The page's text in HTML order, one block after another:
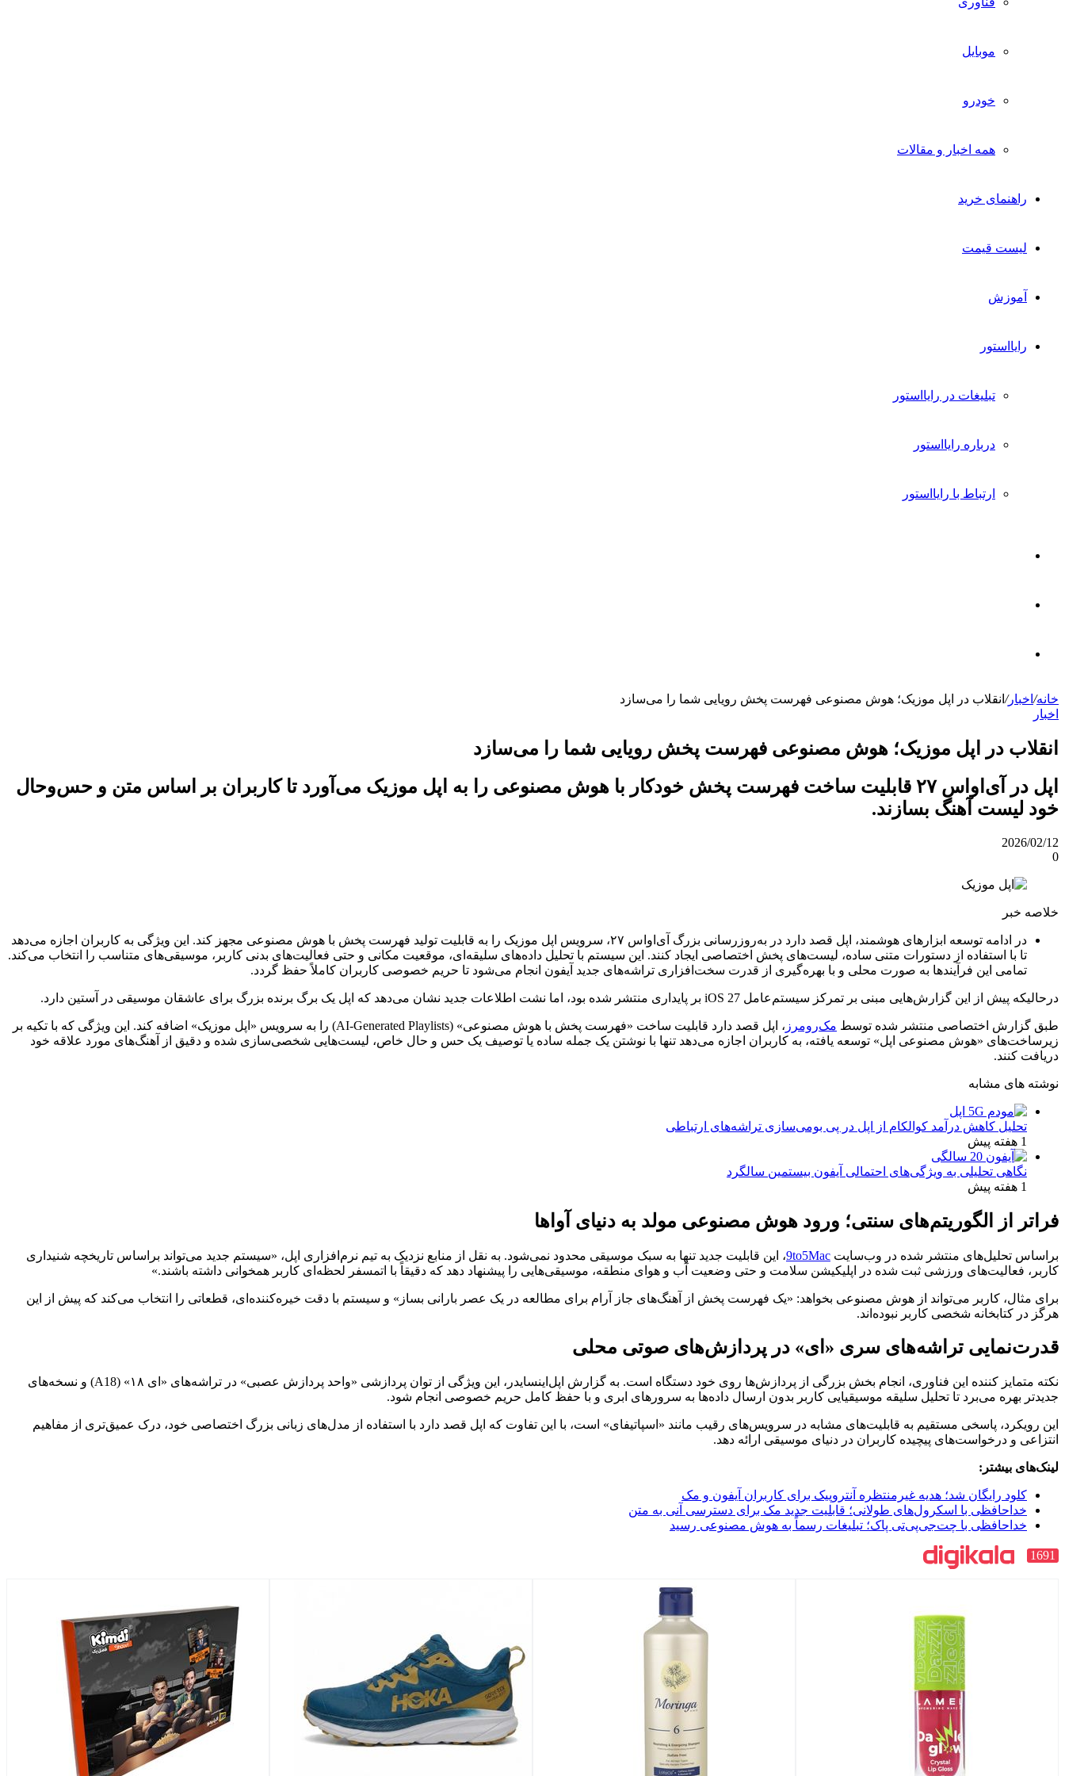
موبایل
خودرو
همه اخبار و مقالات
راهنمای خرید
لیست قیمت
آموزش
رایااستور
تبلیغات در رایااستور
درباره رایااستور
ارتباط با رایااستور
برای خانه/ اخبار/ انقلاب در اپل موزیک؛ هوش مصنوعی فهرست پخش رویایی شما را می‌سازد
اخبار
انقلاب در اپل موزیک؛ هوش مصنوعی فهرست پخش رویایی شما را می‌سازد
اپل در آی‌او‌اس ۲۷ قابلیت ساخت فهرست پخش خودکار با هوش مصنوعی را به اپل موزیک می‌آورد تا کاربران بر اساس متن و حس‌وحال
خود لیست آهنگ بسازند.
2026/02/12
0
خلاصه خبر
در ادامه توسعه ابزارهای هوشمند، اپل قصد دارد در به‌روزرسانی بزرگ آی‌او‌اس ۲۷، سرویس اپل موزیک را به قابلیت تولید فهرست پخش با هوش مصنوعی مجهز کند. این ویژگی به کاربران اجازه می‌دهد
تا با استفاده از دستورات متنی ساده، لیست‌های پخش اختصاصی ایجاد کنند. این سیستم با تحلیل داده‌های سلیقه‌ای، موقعیت مکانی و حتی فعالیت‌های بدنی کاربر، موسیقی‌های متناسب را انتخاب می‌کند.
تمامی این فرآیندها به صورت محلی و با بهره‌گیری از قدرت سخت‌افزاری تراشه‌های جدید آیفون انجام می‌شود تا حریم خصوصی کاربران کاملاً حفظ گردد.
درحالیکه پیش از این گزارش‌هایی مبنی بر تمرکز سیستم‌عامل iOS 27 بر پایداری منتشر شده بود، اما نشت اطلاعات جدید نشان می‌دهد که اپل یک برگ برنده بزرگ برای عاشقان موسیقی در آستین دارد.
طبق گزارش اختصاصی منتشر شده توسط مک‌رومرز
، اپل قصد دارد قابلیت ساخت «فهرست پخش با هوش مصنوعی» (AI-Generated Playlists) را به سرویس «اپل موزیک» اضافه کند. این ویژگی که با تکیه بر
زیرساخت‌های «هوش مصنوعی اپل» توسعه یافته، به کاربران اجازه می‌دهد تنها با نوشتن یک جمله ساده یا توصیف یک حس و حال خاص، لیست‌هایی شخصی‌سازی شده و دقیق از آهنگ‌های مورد علاقه خود
دریافت کنند.
نوشته های مشابه
تحلیل کاهش درآمد کوالکام از اپل در پی بومی‌سازی تراشه‌های ارتباطی
1 هفته پیش
نگاهی تحلیلی به ویژگی‌های احتمالی آیفون بیستمین سالگرد
1 هفته پیش
فراتر از الگوریتم‌های سنتی؛ ورود هوش مصنوعی مولد به دنیای آواها
براساس تحلیل‌های منتشر شده در وب‌سایت 9to5Mac، این قابلیت جدید تنها به سبک موسیقی محدود نمی‌شود. به نقل از منابع نزدیک به تیم نرم‌افزاری اپل، «سیستم جدید می‌تواند براساس تاریخچه شنیداری
کاربر، فعالیت‌های ورزشی ثبت شده در اپلیکیشن سلامت و حتی وضعیت آب و هوای منطقه، موسیقی‌هایی را پیشنهاد دهد که دقیقاً با اتمسفر لحظه‌ای کاربر همخوانی داشته باشند.»
برای مثال، کاربر می‌تواند از هوش مصنوعی بخواهد: «یک فهرست پخش از آهنگ‌های جاز آرام برای مطالعه در یک عصر بارانی بساز» و سیستم با دقت خیره‌کننده‌ای، قطعاتی را انتخاب می‌کند که پیش از این
هرگز در کتابخانه شخصی کاربر نبوده‌اند.
قدرت‌نمایی تراشه‌های سری «ای» در پردازش‌های صوتی محلی
نکته متمایز کننده این فناوری، انجام بخش بزرگی از پردازش‌ها روی خود دستگاه است. به گزارش اپل‌اینسایدر، این ویژگی از توان پردازشی «واحد پردازش عصبی» در تراشه‌های «ای ۱۸» (A18) و نسخه‌های
جدیدتر بهره می‌برد تا تحلیل سلیقه موسیقیایی کاربر بدون ارسال داده‌ها به سرورهای ابری و با حفظ کامل حریم خصوصی انجام شود.
این رویکرد، پاسخی مستقیم به قابلیت‌های مشابه در سرویس‌های رقیب مانند «اسپاتیفای» است، با این تفاوت که اپل قصد دارد با استفاده از مدل‌های زبانی بزرگ اختصاصی خود، درک عمیق‌تری از مفاهیم
انتزاعی و درخواست‌های پیچیده کاربران در دنیای موسیقی ارائه دهد.
لینک‌های بیشتر:
کلود رایگان شد؛ هدیه غیرمنتظره آنتروپیک برای کاربران آیفون و مک
خداحافظی با اسکرول‌های طولانی؛ قابلیت جدید مک برای دسترسی آنی به متن
خداحافظی با چت‌جی‌پی‌تی پاک؛ تبلیغات رسماً به هوش مصنوعی رسید
1691